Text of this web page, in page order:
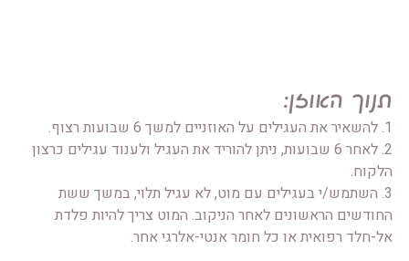
תנוך האוזן:
1. להשאיר את העגילים על האוזניים למשך 6 שבועות רצוף.
2. לאחר 6 שבועות, ניתן להוריד את העגיל ולענוד עגילים כרצון
הלקוח.
3. השתמש/י בעגילים עם מוט, לא עגיל תלוי, במשך ששת
החודשים הראשונים לאחר הניקוב. המוט צריך להיות פלדת
אל-חלד רפואית או כל חומר אנטי-אלרגי אחר.